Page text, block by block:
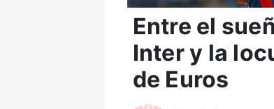
Entre el
Inter y la
de Euros